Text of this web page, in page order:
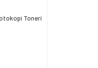
Toneri